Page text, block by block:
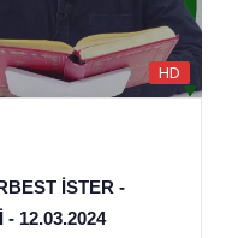
HD
İSTER -
12.03.2024